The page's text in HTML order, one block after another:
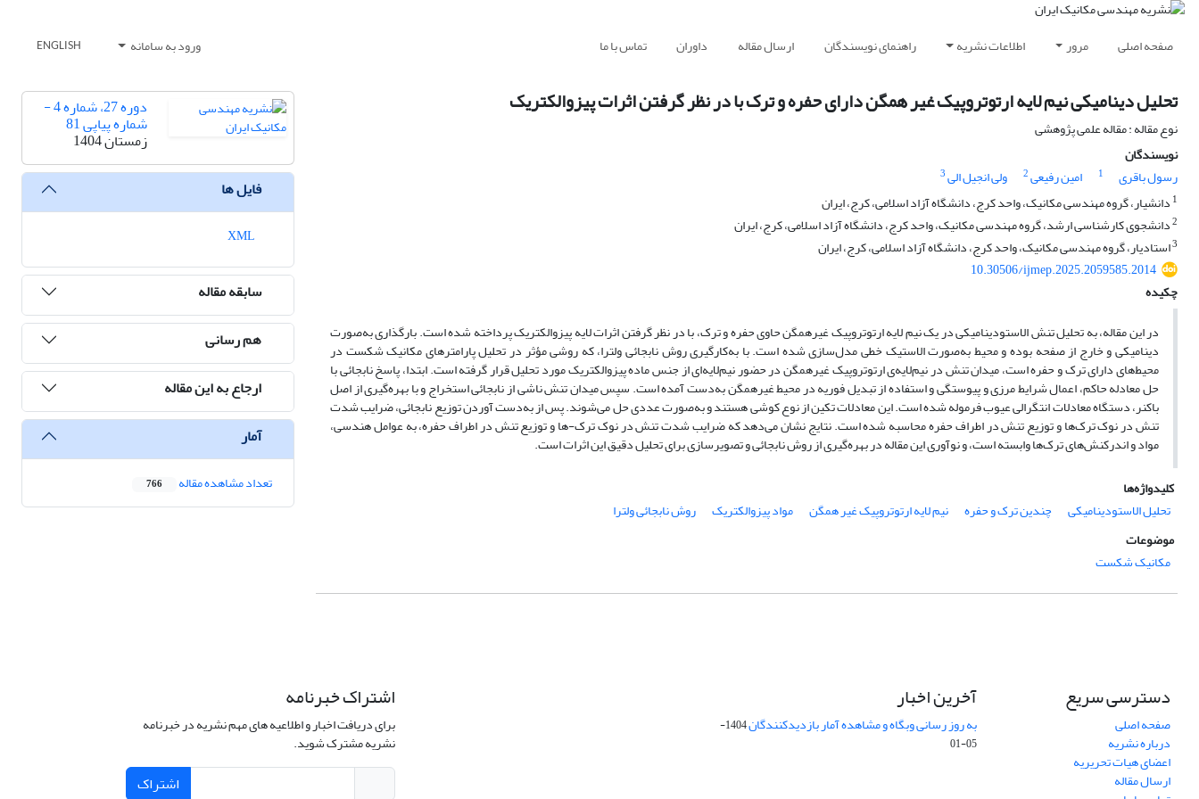
صفحه اصلی مرور اطلاعات نشریه راهنمای نویسندگان ارسال مقاله داوران تماس با ما ورود به سامانه ENGLISH
تحلیل دینامیکی نیم لایه ارتوتروپیک غیر همگن دارای حفره و ترک با در نظر گرفتن اثرات پیزوالکتریک
نوع مقاله : مقاله علمی پژوهشی
نویسندگان
رسول باقری
1 امین رفیعی2 ولی انجیل الی3
1 دانشیار، گروه مهندسی مکانیک، واحد کرج، دانشگاه آزاد اسلامی، کرج، ایران
2دانشجوی کارشناسی ارشد، گروه مهندسی مکانیک، واحد کرج، دانشگاه آزاد اسلامی، کرج، ایران
3استادیار، گروه مهندسی مکانیک، واحد کرج، دانشگاه آزاد اسلامی، کرج، ایران
10.30506/ijmep.2025.2059585.2014
چکیده
در این مقاله، به تحلیل تنش الاستودینامیکی در یک نیم لایه ارتوتروپیک غیرهمگن حاوی حفره و ترک، با در نظر گرفتن اثرات لایه پیزوالکتریک پرداخته شده است. بارگذاری به‌صورت
دینامیکی و خارج از صفحه بوده و محیط به‌صورت الاستیک خطی مدل‌سازی شده است. با به‌کارگیری روش نابجائی ولترا، که روشی مؤثر در تحلیل پارامترهای مکانیک شکست در
محیط‌های دارای ترک و حفره است، میدان تنش در نیم‌لایه‌ی ارتوتروپیک غیرهمگن در حضور نیم‌لایه‌ای از جنس ماده پیزوالکتریک مورد تحلیل قرار گرفته است. ابتدا، پاسخ نابجائی با
حل معادله حاکم، اعمال شرایط مرزی و پیوستگی و استفاده از تبدیل فوریه در محیط غیرهمگن به‌دست آمده است. سپس میدان تنش ناشی از نابجائی استخراج و با بهره‌گیری از اصل
باکنر، دستگاه معادلات انتگرالی عیوب فرموله شده است. این معادلات تکین از نوع کوشی هستند و به‌صورت عددی حل می‌شوند. پس از به‌دست آوردن توزیع نابجائی، ضرایب شدت
تنش در نوک ترک‌ها و توزیع تنش در اطراف حفره محاسبه شده است. نتایج نشان می‌دهد که ضرایب شدت تنش در نوک ترک-ها و توزیع تنش در اطراف حفره‌، به عوامل هندسی،
مواد و اندرکنش‌های ترک‌ها وابسته است، و نوآوری این مقاله در بهره‌گیری از روش نابجائی و تصویرسازی برای تحلیل دقیق این اثرات است.
کلیدواژه‌ها
تحلیل الاستودینامیکی
چندین ترک و حفره نیم لایه ارتوتروپیک غیر همگن مواد پیزوالکتریک
روش نابجائی ولترا
موضوعات
مکانیک شکست
دوره 27، شماره 4 -
شماره پیاپی 81
زمستان 1404
فایل ها
سابقه مقاله
هم رسانی
ارجاع به این مقاله
آمار
تعداد مشاهده مقاله 766
دسترسی سریع
صفحه اصلی
درباره نشریه
اعضای هیات تحریریه
ارسال مقاله
آخرین اخبار
به روز رسانی وبگاه و مشاهده آمار بازدیدکنندگان
1404-
05-01
اشتراک خبرنامه
برای دریافت اخبار و اطلاعیه های مهم نشریه در خبرنامه
نشریه مشترک شوید.
اشتراک